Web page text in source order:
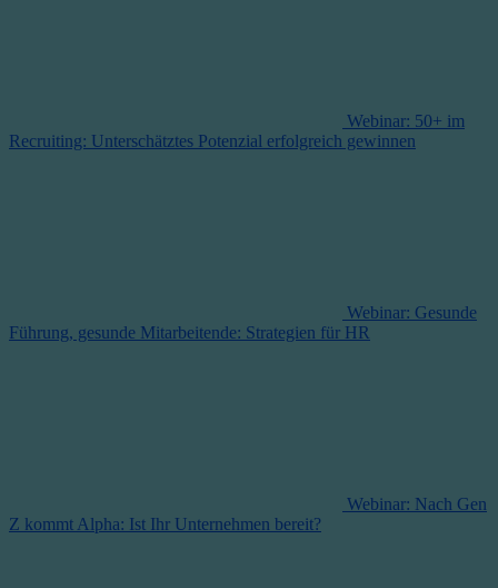
Webinar: 50+ im
Recruiting: Unterschätztes Potenzial erfolgreich gewinnen
Webinar: Gesunde
Führung, gesunde Mitarbeitende: Strategien für HR
Webinar: Nach Gen
Z kommt Alpha: Ist Ihr Unternehmen bereit?